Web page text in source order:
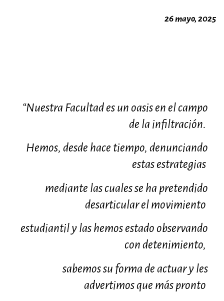
26 mayo, 2025
“Nuestra Facultad es un oasis en el campo
de la infiltración.
Hemos, desde hace tiempo, denunciando
estas estrategias
mediante las cuales se ha pretendido
desarticular el movimiento
estudiantil y las hemos estado observando
con detenimiento,
sabemos su forma de actuar y les
advertimos que más pronto